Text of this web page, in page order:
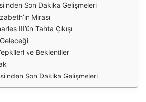
Son Dakika Gelişmeleri
Mirası
III’ün Tahta Çıkışı
ve Beklentiler
Son Dakika Gelişmeleri